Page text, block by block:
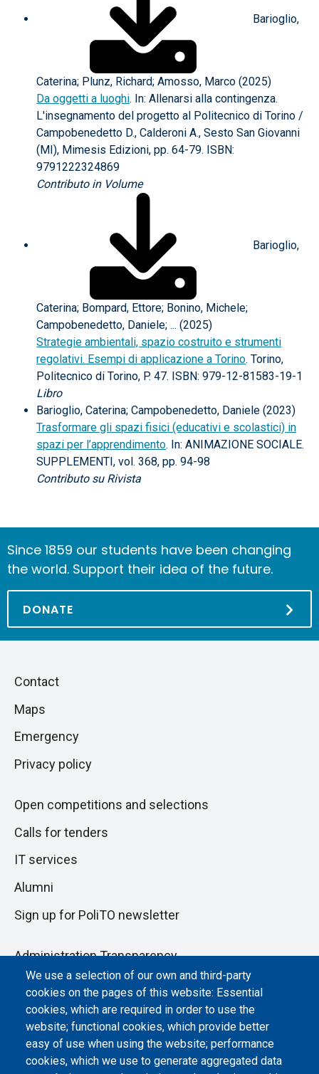
Barioglio,
Caterina; Plunz, Richard; Amosso, Marco (2025)
Da oggetti a luoghi. In: Allenarsi alla contingenza.
L'insegnamento del progetto al Politecnico di Torino /
Campobenedetto D., Calderoni A., Sesto San Giovanni
(MI), Mimesis Edizioni, pp. 64-79. ISBN:
9791222324869
Contributo in Volume
Barioglio,
Caterina; Bompard, Ettore; Bonino, Michele;
Campobenedetto, Daniele; ... (2025)
Strategie ambientali, spazio costruito e strumenti
regolativi. Esempi di applicazione a Torino. Torino,
Politecnico di Torino, P. 47. ISBN: 979-12-81583-19-1
Libro
Barioglio, Caterina; Campobenedetto, Daniele (2023)
Trasformare gli spazi fisici (educativi e scolastici) in
spazi per l’apprendimento. In: ANIMAZIONE SOCIALE.
SUPPLEMENTI, vol. 368, pp. 94-98
Contributo su Rivista
We use a selection of our own and third-party
cookies on the pages of this website: Essential
cookies, which are required in order to use the
website; functional cookies, which provide better
easy of use when using the website; performance
cookies, which we use to generate aggregated data
Since 1859 our students have been changing
the world. Support their idea of the future.
DONATE
Skip
next
Piè
di
pagina
Contact
Maps
Emergency
Privacy policy
Open competitions and selections
Calls for tenders
IT services
Alumni
Sign up for PoliTO newsletter
Administration Transparency
Albo online
Atti di notifica
Dichiarazione di accessibilità
Cookie settings